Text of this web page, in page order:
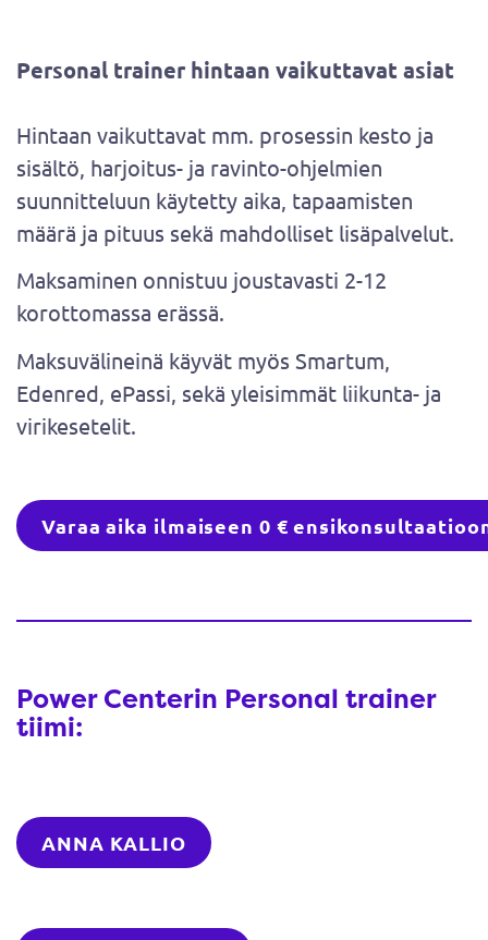
Personal trainer hintaan vaikuttavat asiat
Hintaan vaikuttavat mm. prosessin kesto ja
sisältö, harjoitus- ja ravinto-ohjelmien
suunnitteluun käytetty aika, tapaamisten
määrä ja pituus sekä mahdolliset lisäpalvelut.
Maksaminen onnistuu joustavasti 2-12
korottomassa erässä.
Maksuvälineinä käyvät myös Smartum,
Edenred, ePassi, sekä yleisimmät liikunta- ja
virikesetelit.
Varaa aika ilmaiseen 0 €
Power Centerin Personal trainer
tiimi:
ANNA KALLIO